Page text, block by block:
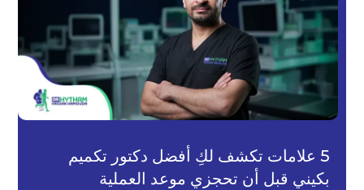
5 علامات تكشف لكِ أفضل دكتور تكميم
بكيني قبل أن تحجزي موعد العملية